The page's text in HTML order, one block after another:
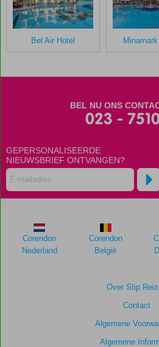
hun
verblijf
48
maanden
worden
meer
om
de
relevantie
Bel Air Hotel
BEL NU ONS
023 -
GEPERSONALISEERDE
NIEUWSBRIEF ONTVANGEN?
Over Stip
Contact
Algemene
Algemene
Corendon
Nederland
Corendon
België